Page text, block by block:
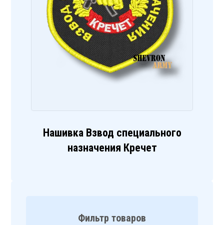
Нашивка Взвод специального
назначения Кречет
Фильтр товаров